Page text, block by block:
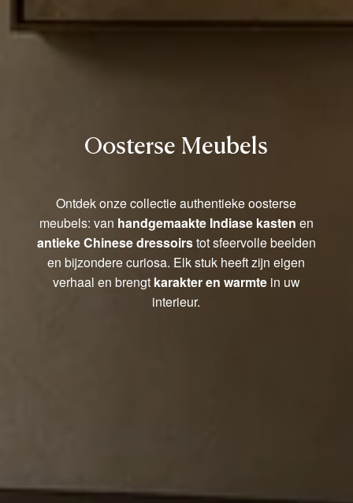
Oosterse Meubels
Ontdek onze collectie authentieke oosterse
meubels: van handgemaakte Indiase kasten en
antieke Chinese dressoirstot sfeervolle beelden
en bijzondere curiosa. Elk stuk heeft zijn eigen
verhaal en brengt karakter en warmte in uw
interieur.